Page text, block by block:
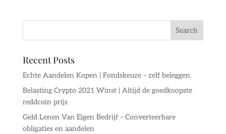
Recent Posts
Echte Aandelen Kopen | Fondskeuze – zelf beleggen
Belasting Crypto 2021 Winst | Altijd de goedkoopste
reddcoin prijs
Geld Lenen Van Eigen Bedrijf – Converteerbare
obligaties en aandelen